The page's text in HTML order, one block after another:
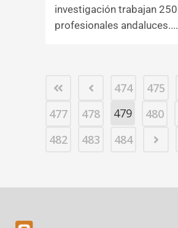
investigación trabajan 250
profesionales andaluces....
474 475
477
478 479 480
482
483 484